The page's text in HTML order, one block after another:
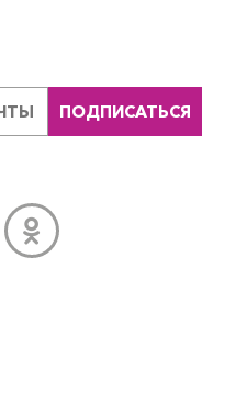
ПОДПИСАТЬСЯ